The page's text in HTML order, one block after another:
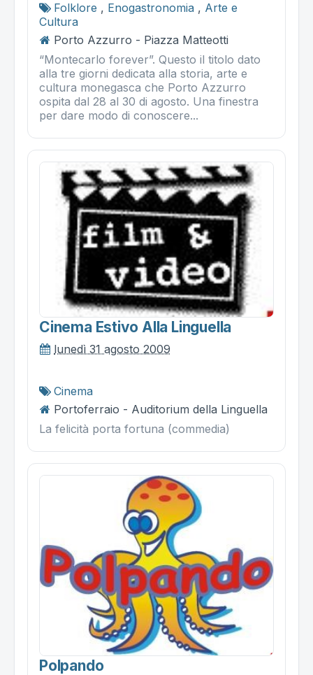
Folklore , Enogastronomia , Arte e
Cultura
Porto Azzurro - Piazza Matteotti
“Montecarlo forever”. Questo il titolo dato
alla tre giorni dedicata alla storia, arte e
cultura monegasca che Porto Azzurro
ospita dal 28 al 30 di agosto. Una finestra
per dare modo di conoscere...
Cinema Estivo Alla Linguella
lunedì 31 agosto 2009
Cinema
Portoferraio - Auditorium della Linguella
La felicità porta fortuna (commedia)
Polpando